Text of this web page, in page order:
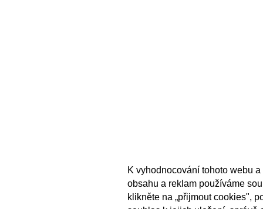
K vyhodnocování tohoto webu
obsahu a reklam používáme
klikněte na „přijmout cookies",